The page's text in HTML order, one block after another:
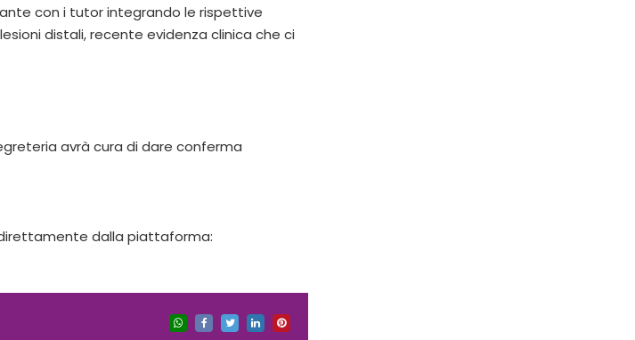
con i tutor integrando le rispettive
distali, recente evidenza clinica che ci
avrà cura di dare conferma
dalla piattaforma: